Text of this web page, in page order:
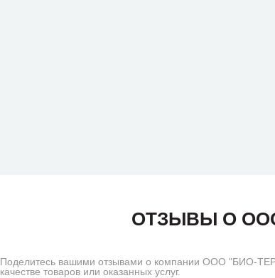
ОТЗЫВЫ О
Поделитесь вашими отзывами о компании ООО "БИО-
качестве товаров или оказанных услуг.